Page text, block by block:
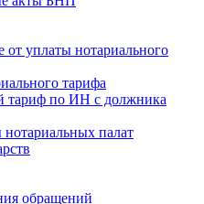
уплаты нотариального
тарифа
тариф по ИН с должника
палат
обращений